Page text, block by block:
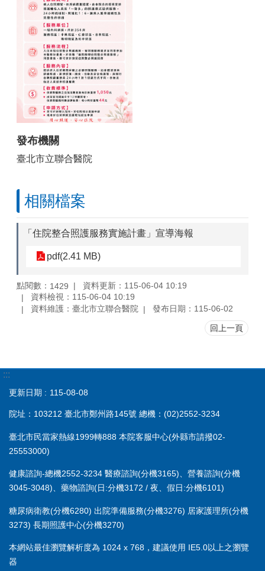
發布機關
臺北市立聯合醫院
相關檔案
「住院整合照護服務實施計畫」宣導海報
pdf(2.41 MB)
點閱數： 1429
資料更新：115-06-04 10:19
資料檢視：115-06-04 10:19
資料維護：臺北市立聯合醫院
發布日期：115-06-02
回上一頁
:::
更新日期 115-08-08
院址：103212 臺北市鄭州路145號 總機：(02)2552-3234
臺北市民當家熱線1999轉888 本院客服中心(外縣市請撥02-
25553000)
健康諮詢-總機2552-3234 醫療諮詢(分機3165)、營養諮詢(分機
3045-3048)、藥物諮詢(日:分機3172 / 夜、假日:分機6101)
糖尿病衛教(分機6280) 出院準備服務(分機3276) 居家護理所(分機
3273) 長期照護中心(分機3270)
本網站最佳瀏覽解析度為 1024 x 768，建議使用 IE5.0以上之瀏覽
器